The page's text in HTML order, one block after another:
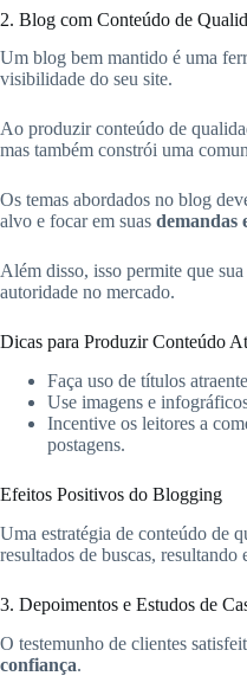
2. Blog com Conteúdo de
Um blog bem mantido é uma
visibilidade do seu site.
Ao produzir conteúdo de
mas também constrói uma
Os temas abordados no blog
alvo e focar em suas demandas
Além disso, isso permite que
autoridade no mercado.
Dicas para Produzir Conteúdo
Faça uso de títulos
Use imagens e
Incentive os leitores a
postagens.
Efeitos Positivos do Blogging
Uma estratégia de conteúdo de
resultados de buscas, resultando
3. Depoimentos e Estudos de
O testemunho de clientes
confiança.